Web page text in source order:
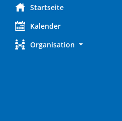
Startseite
Kalender
Organisation